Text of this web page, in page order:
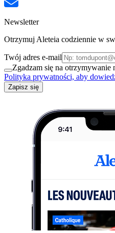
Newsletter
Otrzymuj Aleteia codziennie w
Twój adres e-mail
Zgadzam się na otrzymywanie
Polityka prywatności, aby
Zapisz się